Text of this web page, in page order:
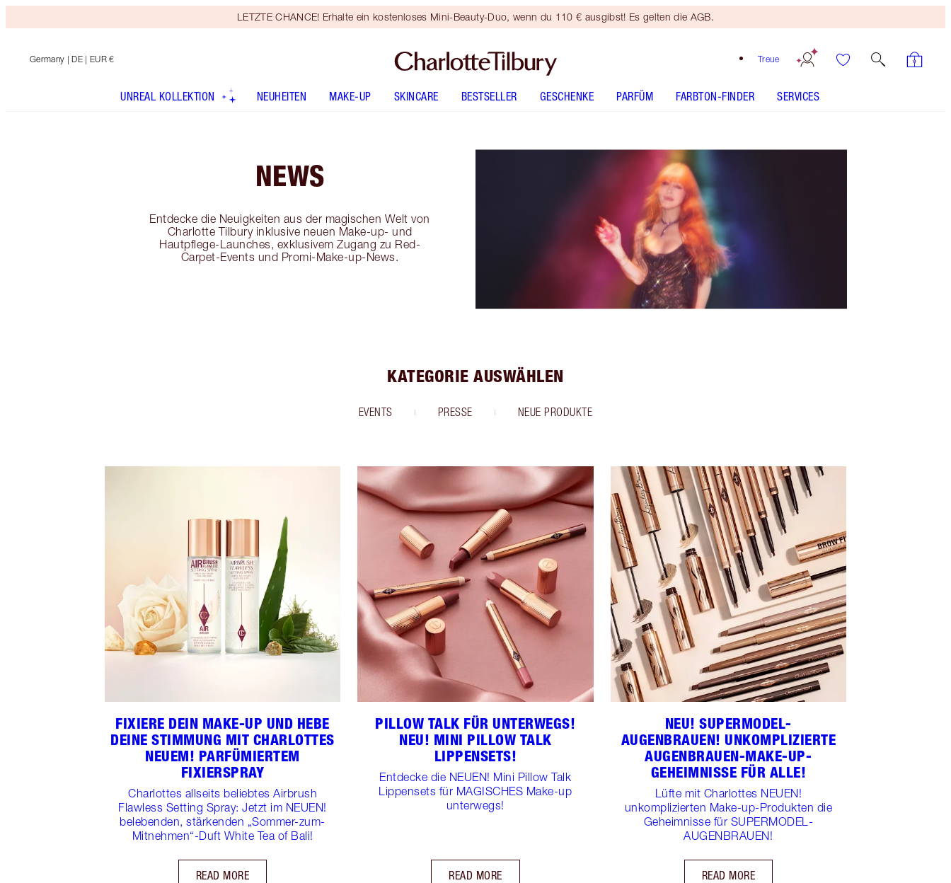
LETZTE CHANCE! Erhalte ein kostenloses Mini-Beauty-Duo, wenn du 110 € ausgibst! Es gelten die AGB.
Treue
Germany | DE | EUR €
UNREAL KOLLEKTION NEUHEITEN MAKE-UP SKINCARE BESTSELLER GESCHENKE PARFÜM FARBTON-FINDER SERVICES
NEWS
Entdecke die Neuigkeiten aus der magischen Welt von
Charlotte Tilbury inklusive neuen Make-up- und
Hautpflege-Launches, exklusivem Zugang zu Red-
Carpet-Events und Promi-Make-up-News.
KATEGORIE AUSWÄHLEN
EVENTS PRESSE NEUE PRODUKTE
FIXIERE DEIN MAKE-UP UND HEBE
DEINE STIMMUNG MIT CHARLOTTES
NEUEM! PARFÜMIERTEM
FIXIERSPRAY
Charlottes allseits beliebtes Airbrush
Flawless Setting Spray: Jetzt im NEUEN!
belebenden, stärkenden „Sommer-zum-
Mitnehmen“-Duft White Tea of Bali!
READ MORE
PILLOW TALK FÜR UNTERWEGS!
NEU! MINI PILLOW TALK
LIPPENSETS!
Entdecke die NEUEN! Mini Pillow Talk
Lippensets für MAGISCHES Make-up
unterwegs!
READ MORE
NEU! SUPERMODEL-
AUGENBRAUEN! UNKOMPLIZIERTE
AUGENBRAUEN-MAKE-UP-
GEHEIMNISSE FÜR ALLE!
Lüfte mit Charlottes NEUEN!
unkomplizierten Make-up-Produkten die
Geheimnisse für SUPERMODEL-
AUGENBRAUEN!
READ MORE